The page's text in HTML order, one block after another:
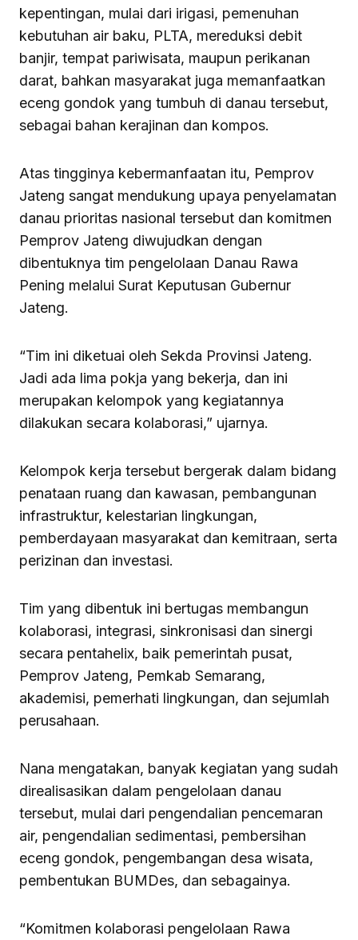
kepentingan, mulai dari irigasi, pemenuhan
kebutuhan air baku, PLTA, mereduksi debit
banjir, tempat pariwisata, maupun perikanan
darat, bahkan masyarakat juga memanfaatkan
eceng gondok yang tumbuh di danau tersebut,
sebagai bahan kerajinan dan kompos.
Atas tingginya kebermanfaatan itu, Pemprov
Jateng sangat mendukung upaya penyelamatan
danau prioritas nasional tersebut dan komitmen
Pemprov Jateng diwujudkan dengan
dibentuknya tim pengelolaan Danau Rawa
Pening melalui Surat Keputusan Gubernur
Jateng.
“Tim ini diketuai oleh Sekda Provinsi Jateng.
Jadi ada lima pokja yang bekerja, dan ini
merupakan kelompok yang kegiatannya
dilakukan secara kolaborasi,” ujarnya.
Kelompok kerja tersebut bergerak dalam bidang
penataan ruang dan kawasan, pembangunan
infrastruktur, kelestarian lingkungan,
pemberdayaan masyarakat dan kemitraan, serta
perizinan dan investasi.
Tim yang dibentuk ini bertugas membangun
kolaborasi, integrasi, sinkronisasi dan sinergi
secara pentahelix, baik pemerintah pusat,
Pemprov Jateng, Pemkab Semarang,
akademisi, pemerhati lingkungan, dan sejumlah
perusahaan.
Nana mengatakan, banyak kegiatan yang sudah
direalisasikan dalam pengelolaan danau
tersebut, mulai dari pengendalian pencemaran
air, pengendalian sedimentasi, pembersihan
eceng gondok, pengembangan desa wisata,
pembentukan BUMDes, dan sebagainya.
“Komitmen kolaborasi pengelolaan Rawa